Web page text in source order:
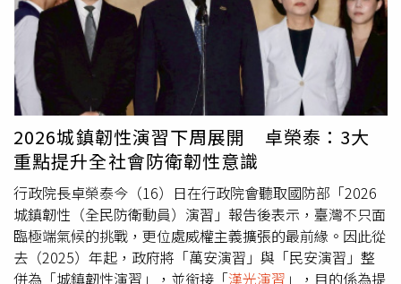
釐清實際狀況。 郵局重大變革！ATM領錢不能戴口罩了 全
台50處先試辦 梅雨季倒數？氣象粉專曝放晴時間 颱風季要
接手了 醫起看／高雄某醫院爆登革熱群聚！4人確診 疾管署
成立機動防疫隊
林建正也強調，在俄烏戰爭的烽火下，部隊的電磁輻射訊號
就是引來精準砲火的坐標，傳統移頻技術在強敵面前無異於
戰場直播，唯有「跳頻」與「抗截獲」能力才是決定生死存
亡的關鍵。面對通訊裝備的世代差距，台灣不應陷入「全盤
外購」或「閉門自研」的二分法陷阱，而是應建立「高階戰
略層對美採購、基層戰術層自研自主」的雙軌並行布局。林
建正表示，這套雙軌戰略能全面激活台灣網通產業，政府應
透過工業互惠，爭取美方釋放高階通訊設備的硬體模組代工
與在地組裝，讓台灣半導體、微波射頻（RF）晶片及強固
型工業電腦實質切入全球軍規供應鏈，從資通訊大國走向
「國防科技矽島」。並指出，國軍應在接下來的漢光演習
中，勇於拉出電子戰部隊進行強電磁干擾的實兵對抗，徹底
檢驗現行裝備的虛實，才能真正實踐國防與經濟雙贏的國家
2026城鎮韌性演習下周展開 卓榮泰：3大
重點提升全社會防衛韌性意識
行政院長卓榮泰今（16）日在行政院會聽取國防部「2026
城鎮韌性（全民防衛動員）演習」報告後表示，臺灣不只面
臨極端氣候的挑戰，更位處威權主義擴張的最前緣。因此從
去（2025）年起，政府將「萬安演習」與「民安演習」整
併為「城鎮韌性演習」，並銜接「漢光演習 」，目的係為提